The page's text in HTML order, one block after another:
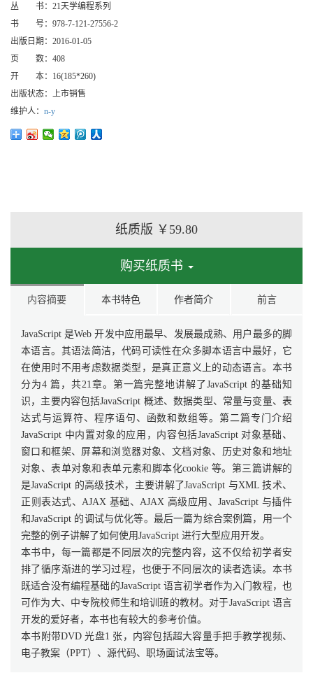
丛 书： 21天学编程系列
书 号： 978-7-121-27556-2
出版日期： 2016-01-05
页 数： 408
开 本： 16(185*260)
出版状态：
上市销售
维护人： n-y
纸质版 ￥59.80
购买纸质书
内容摘要 本书特色 作者简介 前言
JavaScript 是Web 开发中应用最早、发展最成熟、用户最多的脚
本语言。其语法简洁，代码可读性在众多脚本语言中最好，它
在使用时不用考虑数据类型，是真正意义上的动态语言。本书
分为4 篇，共21章。第一篇完整地讲解了JavaScript 的基础知
识，主要内容包括JavaScript 概述、数据类型、常量与变量、表
达式与运算符、程序语句、函数和数组等。第二篇专门介绍
JavaScript 中内置对象的应用，内容包括JavaScript 对象基础、
窗口和框架、屏幕和浏览器对象、文档对象、历史对象和地址
对象、表单对象和表单元素和脚本化cookie 等。第三篇讲解的
是JavaScript 的高级技术，主要讲解了JavaScript 与XML 技术、
正则表达式、AJAX 基础、AJAX 高级应用、JavaScript 与插件
和JavaScript 的调试与优化等。最后一篇为综合案例篇，用一个
完整的例子讲解了如何使用JavaScript 进行大型应用开发。
本书中，每一篇都是不同层次的完整内容，这不仅给初学者安
排了循序渐进的学习过程，也便于不同层次的读者选读。本书
既适合没有编程基础的JavaScript 语言初学者作为入门教程，也
可作为大、中专院校师生和培训班的教材。对于JavaScript 语言
开发的爱好者，本书也有较大的参考价值。
本书附带DVD 光盘1 张，内容包括超大容量手把手教学视频、
电子教案（PPT）、源代码、职场面试法宝等。